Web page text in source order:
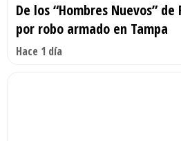
De los “Hombres Nuevos”
por robo armado en Tampa
Hace 1 día